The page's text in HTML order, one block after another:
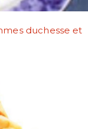
duchesse et